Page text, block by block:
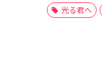
光る君へ